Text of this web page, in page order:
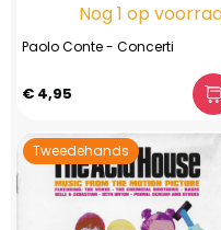
Nog 1 op
Paolo Conte - Concerti
€ 4,95
Tweedehands